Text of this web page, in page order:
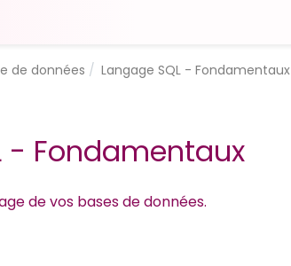
de données Langage SQL - Fondamentaux
- Fondamentaux
de vos bases de données.